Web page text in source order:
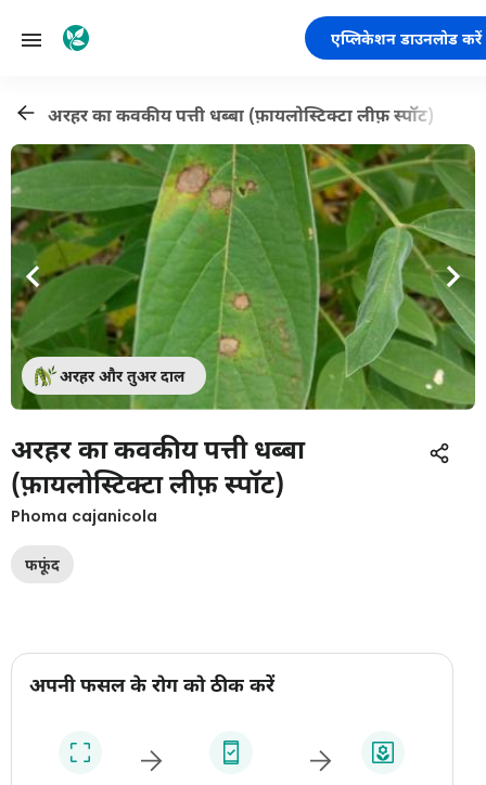
एप्लिकेशन डाउनलोड करें
अरहर का कवकीय पत्ती धब्बा (फ़ायलोस्टिक्टा लीफ़ स्पॉट)
अरहर और तुअर दाल
अरहर का कवकीय पत्ती धब्बा
(फ़ायलोस्टिक्टा लीफ़ स्पॉट)
Phoma cajanicola
फफूंद
अपनी फसल के रोग को ठीक करें